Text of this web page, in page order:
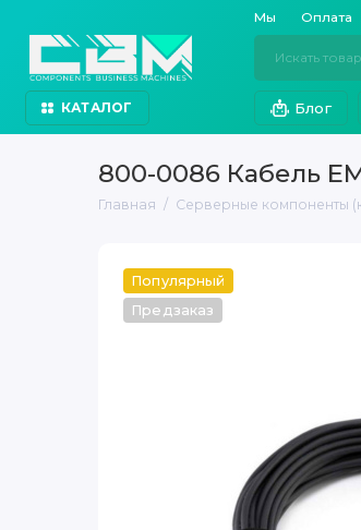
Мы Оплата
КАТАЛОГ Блог
800-0086 Кабель
Главная Серверные компоненты
Популярный
Предзаказ